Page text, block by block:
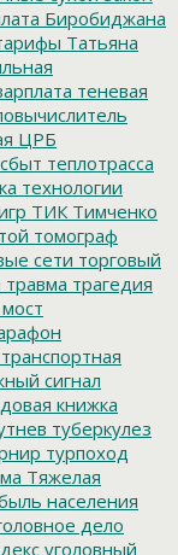
Биробиджана
Татьяна
теневая
ЦРБ
теплотрасса
технологии
ТИК Тимченко
томограф
сети торговый
травма трагедия
транспортная
сигнал
книжка
туберкулез
турпоход
Тяжелая
населения
дело
уголовный